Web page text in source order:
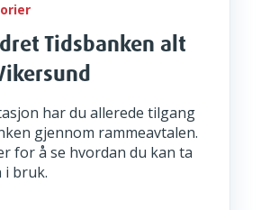
Tidsbanken alt
har du allerede tilgang
gjennom rammeavtalen.
for å se hvordan du kan ta
i bruk.